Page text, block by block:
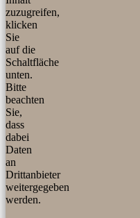
zuzugreifen,
klicken
Sie
auf die
Schaltfläche
unten.
Bitte
beachten
Sie,
dass
dabei
Daten
an
Drittanbieter
weitergegeben
werden.